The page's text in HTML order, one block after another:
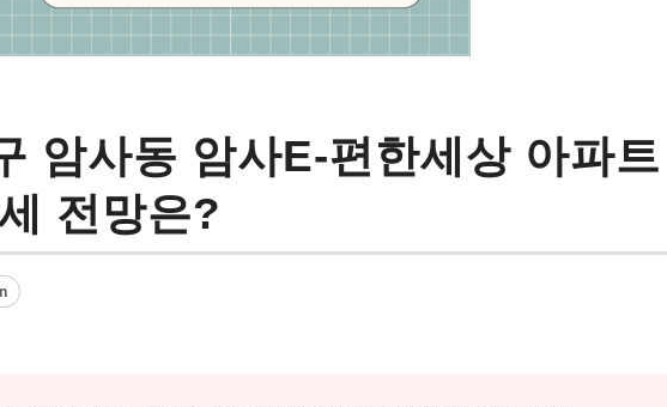
암사동 암사E-편한세상 아파트
전망은?